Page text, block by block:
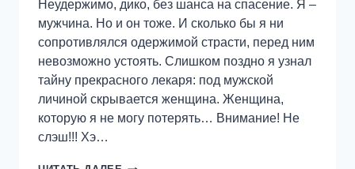
Неудержимо, дико, без шанса на спасение. Я –
мужчина. Но и он тоже. И сколько бы я ни
сопротивлялся одержимой страсти, перед ним
невозможно устоять. Слишком поздно я узнал
тайну прекрасного лекаря: под мужской
личиной скрывается женщина. Женщина,
которую я не могу потерять… Внимание! Не
слэш!!! Хэ…